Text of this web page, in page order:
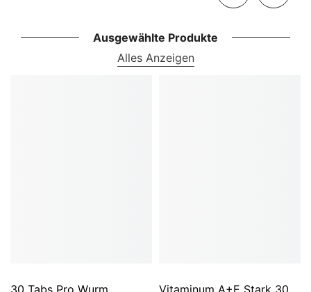
Ausgewählte Produkte
Alles Anzeigen